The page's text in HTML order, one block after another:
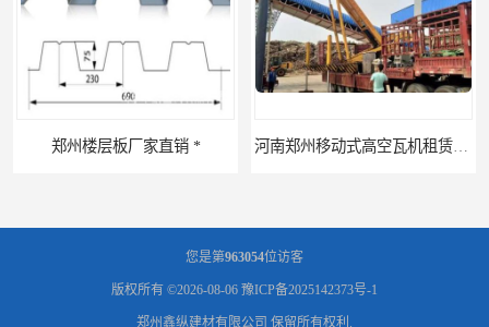
郑州楼层板厂家直销 * 河南郑州移动式高空瓦机租赁公司 提高施工效率
您是第963054位访客
版权所有 ©2026-08-06 豫ICP备2025142373号-1
郑州鑫纵建材有限公司 保留所有权利.